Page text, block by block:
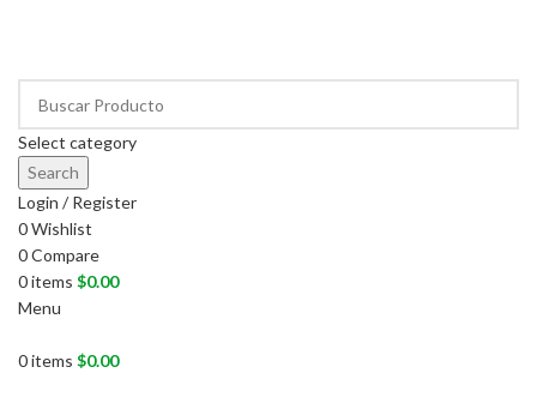
Select category
Search
Login / Register
0Wishlist
0Compare
0items $0.00
Menu
0items $0.00